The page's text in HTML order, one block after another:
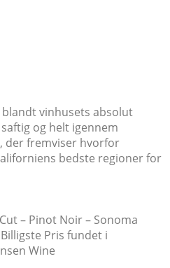
vinhusets absolut
og helt igennem
der fremviser hvorfor
bedste regioner for
– Pinot Noir – Sonoma
Pris fundet i
Wine